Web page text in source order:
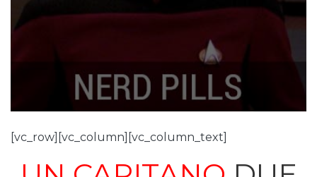
[vc_row][vc_column][vc_column_text]